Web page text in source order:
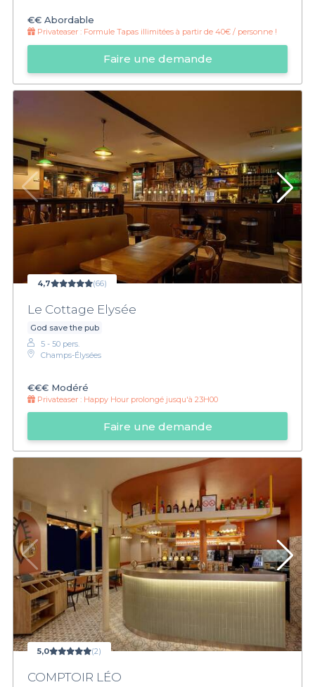
€€ Abordable
Privateaser : Formule Tapas illimitées à partir de 40€ / personne !
Faire une demande
4,7 (66)
Le Cottage Elysée
God save the pub
5 - 50 pers.
Champs-Élysées
€€€ Modéré
Privateaser : Happy Hour prolongé jusqu'à 23H00
Faire une demande
5,0 (2)
COMPTOIR LÉO